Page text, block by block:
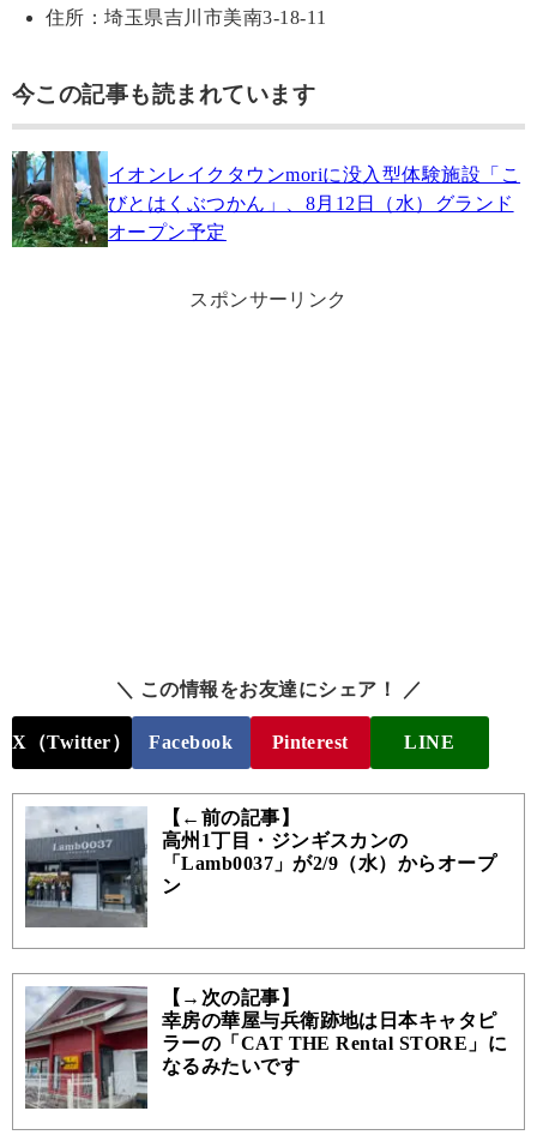
住所：埼玉県吉川市美南3-18-11
今この記事も読まれています
イオンレイクタウンmoriに没入型体験施設「こ
びとはくぶつかん」、8月12日（水）グランド
オープン予定
スポンサーリンク
＼ この情報をお友達にシェア！ ／
X（Twitter） Facebook Pinterest LINE
【←前の記事】
高州1丁目・ジンギスカンの
「Lamb0037」が2/9（水）からオープ
ン
【→次の記事】
幸房の華屋与兵衛跡地は日本キャタピ
ラーの「CAT THE Rental STORE」に
なるみたいです